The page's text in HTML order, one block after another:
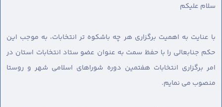
سلام عليكم
با عنایت به اهمیت برگزاری هر چه باشکوه تر انتخابات، به موجب این
حکم جنابعالی را با حفظ سمت به عنوان عضو ستاد انتخابات استان در
امر برگزاری انتخابات هفتمین دوره شوراهای اسلامی شهر و روستا
منصوب می نمایم.